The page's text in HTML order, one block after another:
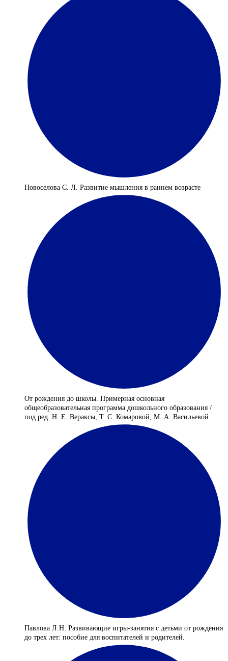
Новоселова С. Л. Развитие мышления в раннем возрасте
От рождения до школы. Примерная основная
общеобразовательная программа дошкольного образования /
под ред. Н. Е. Вераксы, Т. С. Комаровой, М. А. Васильевой.
Павлова Л.Н. Развивающие игры-занятия с детьми от рождения
до трех лет: пособие для воспитателей и родителей.